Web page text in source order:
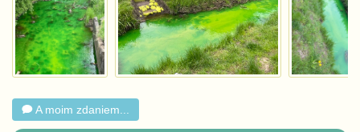
A moim zdaniem...